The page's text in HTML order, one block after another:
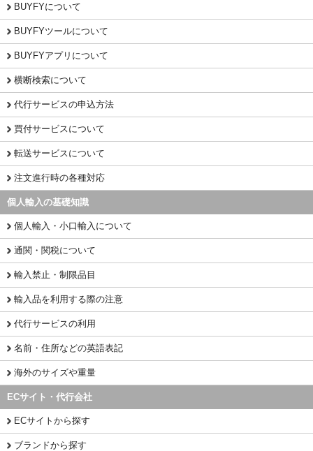
BUYFYについて
BUYFYツールについて
BUYFYアプリについて
横断検索について
代行サービスの申込方法
買付サービスについて
転送サービスについて
注文進行時の各種対応
個人輸入の基礎知識
個人輸入・小口輸入について
通関・関税について
輸入禁止・制限品目
輸入品を利用する際の注意
代行サービスの利用
名前・住所などの英語表記
海外のサイズや重量
ECサイト・代行会社
ECサイトから探す
ブランドから探す